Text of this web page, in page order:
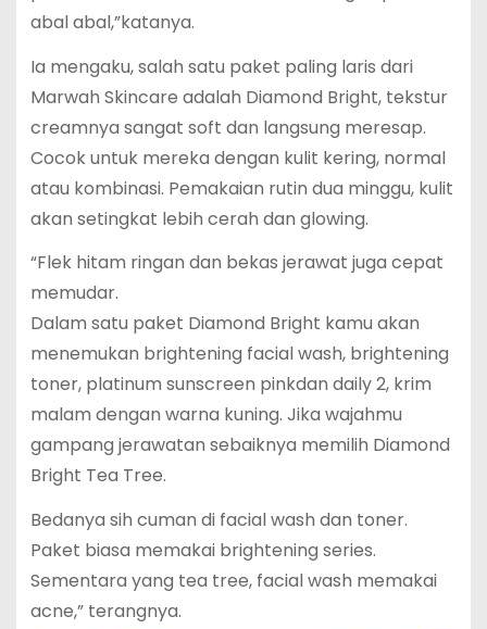
abal abal,”katanya.
Ia mengaku, salah satu paket paling laris dari
Marwah Skincare adalah Diamond Bright, tekstur
creamnya sangat soft dan langsung meresap.
Cocok untuk mereka dengan kulit kering, normal
atau kombinasi. Pemakaian rutin dua minggu, kulit
akan setingkat lebih cerah dan glowing.
“Flek hitam ringan dan bekas jerawat juga cepat
memudar.
Dalam satu paket Diamond Bright kamu akan
menemukan brightening facial wash, brightening
toner, platinum sunscreen pinkdan daily 2, krim
malam dengan warna kuning. Jika wajahmu
gampang jerawatan sebaiknya memilih Diamond
Bright Tea Tree.
Bedanya sih cuman di facial wash dan toner.
Paket biasa memakai brightening series.
Sementara yang tea tree, facial wash memakai
acne,” terangnya.